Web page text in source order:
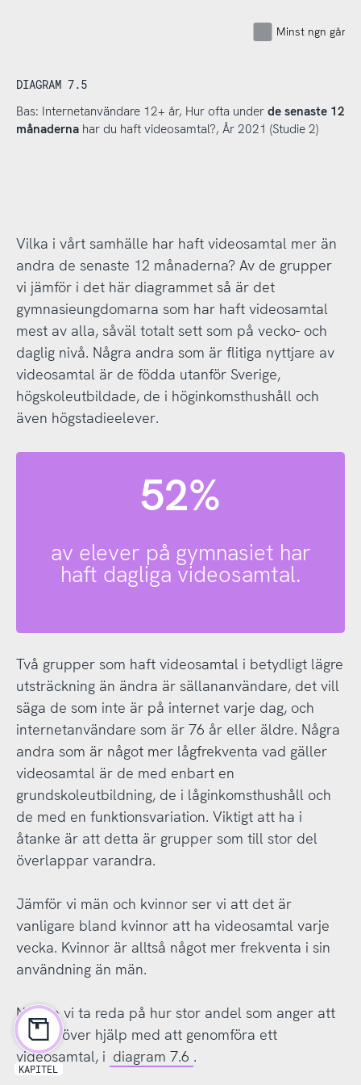
Minst ngn gång
DIAGRAM 7.5
Bas: Internetanvändare 12+ år, Hur ofta under de senaste 12
månadernahar du haft videosamtal?, År 2021 (Studie 2)
Vilka i vårt samhälle har haft videosamtal mer än
andra de senaste 12 månaderna? Av de grupper
vi jämför i det här diagrammet så är det
gymnasieungdomarna som har haft videosamtal
mest av alla, såväl totalt sett som på vecko- och
daglig nivå. Några andra som är flitiga nyttjare av
videosamtal är de födda utanför Sverige,
högskoleutbildade, de i höginkomsthushåll och
även högstadieelever.
52%
av elever på gymnasiet har
haft dagliga videosamtal.
Två grupper som haft videosamtal i betydligt lägre
utsträckning än ändra är sällananvändare, det vill
säga de som inte är på internet varje dag, och
internetanvändare som är 76 år eller äldre. Några
andra som är något mer lågfrekventa vad gäller
videosamtal är de med enbart en
grundskoleutbildning, de i låginkomsthushåll och
de med en funktionsvariation. Viktigt att ha i
åtanke är att detta är grupper som till stor del
överlappar varandra.
Jämför vi män och kvinnor ser vi att det är
vanligare bland kvinnor att ha videosamtal varje
vecka. Kvinnor är alltså något mer frekventa i sin
användning än män.
Nu ska vi ta reda på hur stor andel som anger att
de behöver hjälp med att genomföra ett
videosamtal, i diagram 7.6 .
KAPITEL